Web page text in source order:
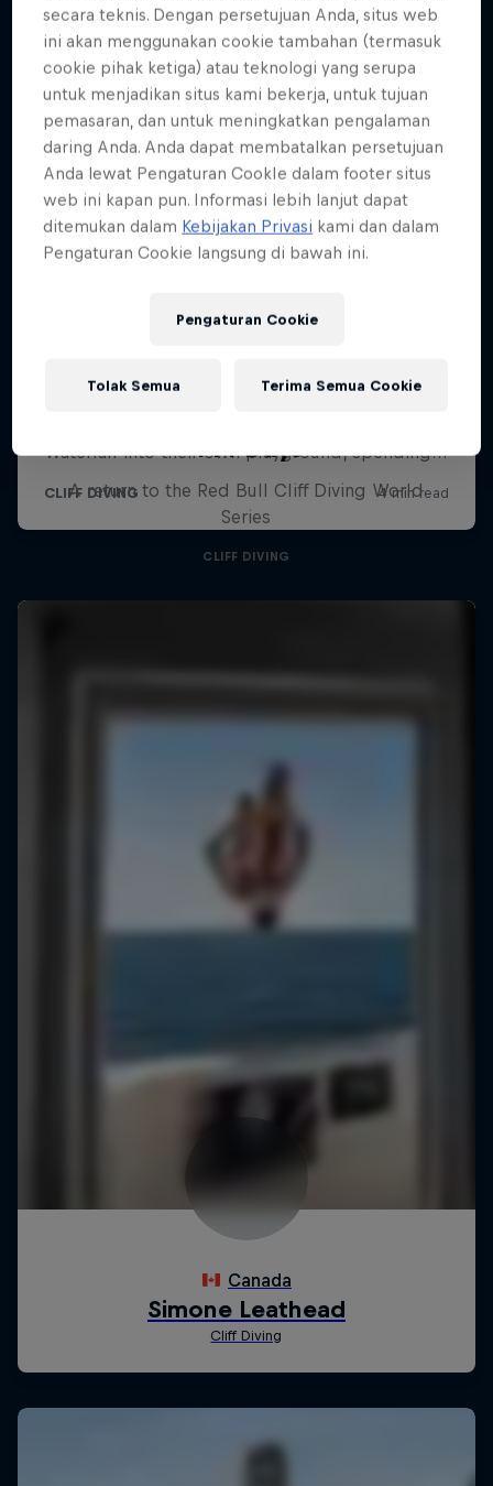
444 Days
A return to the Red Bull Cliff Diving World
Series
CLIFF DIVING
secara teknis. Dengan persetujuan Anda, situs web
ini akan menggunakan cookie tambahan (termasuk
cookie pihak ketiga) atau teknologi yang serupa
untuk menjadikan situs kami bekerja, untuk tujuan
pemasaran, dan untuk meningkatkan pengalaman
daring Anda. Anda dapat membatalkan persetujuan
Anda lewat Pengaturan CookIe dalam footer situs
web ini kapan pun. Informasi lebih lanjut dapat
ditemukan dalam Kebijakan Privasi kami dan dalam
Pengaturan Cookie langsung di bawah ini.
Pengaturan Cookie
Tolak Semua Terima Semua Cookie